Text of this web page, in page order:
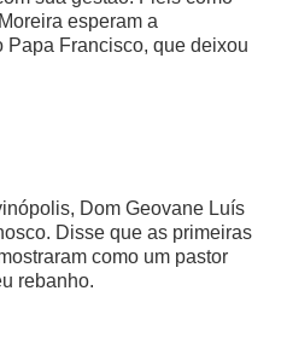
esperam a
Francisco, que deixou
Dom Geovane Luís
Disse que as primeiras
como um pastor
rebanho.